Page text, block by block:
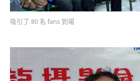
吸引了 80 名 fans 到場